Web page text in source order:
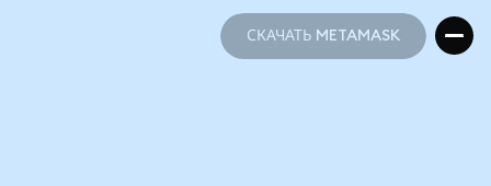
СКАЧАТЬ METAMASK